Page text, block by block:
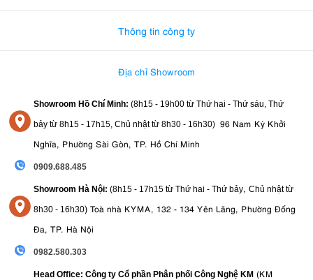
Thông tin công ty
Địa chỉ Showroom
Showroom Hồ Chí Minh: (8h15 - 19h00 từ Thứ hai - Thứ sáu, Thứ
bảy từ 8h15 - 17h15, Chủ nhật từ 8h30 - 16h30) 96 Nam Kỳ Khởi
Nghĩa, Phường Sài Gòn, TP. Hồ Chí Minh
0909.688.485
Showroom Hà Nội: (8h15 - 17h15 từ Thứ hai - Thứ bảy, Chủ nhật từ
8h30 - 16h30) Toà nhà KYMA, 132 - 134 Yên Lãng, Phường Đống
Đa, TP. Hà Nội
0982.580.303
Head Office: Công ty Cổ phần Phân phối Công Nghệ KM (KM